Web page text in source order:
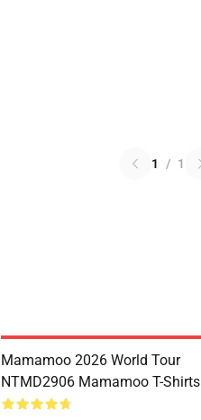
1 / 1
Mamamoo 2026 World Tour
NTMD2906 Mamamoo T-Shirts